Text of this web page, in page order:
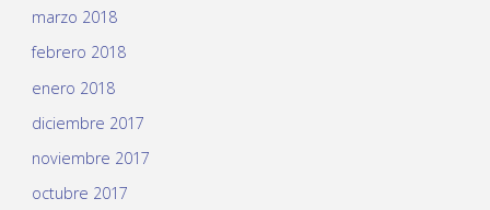
marzo 2018
febrero 2018
enero 2018
diciembre 2017
noviembre 2017
octubre 2017